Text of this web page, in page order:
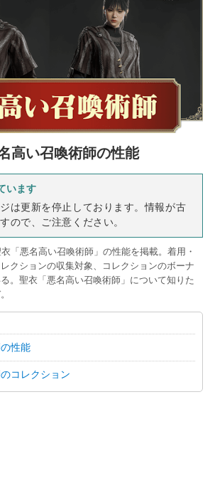
高い召喚術師の性能
います
は更新を停止しております。情報が古
ので、ご注意ください。
「悪名高い召喚術師」の性能を掲載。着用・
クションの収集対象、コレクションのボーナ
。聖衣「悪名高い召喚術師」について知りた
性能
コレクション